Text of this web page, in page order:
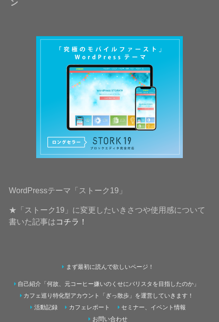
ン
WordPressテーマ「ストーク19」
★「ストーク19」に変更したいきさつや使用感について
書いた記事はコチラ！
まず最初に読んで欲しいページ！
自己紹介「何故、元コーヒー嫌いのくせにバリスタを目指したのか」
カフェ巡り特化型アカウント「ぎっ散歩」を運営していきます！
活動記録
カフェレポート
セミナー、イベント情報
お問い合わせ